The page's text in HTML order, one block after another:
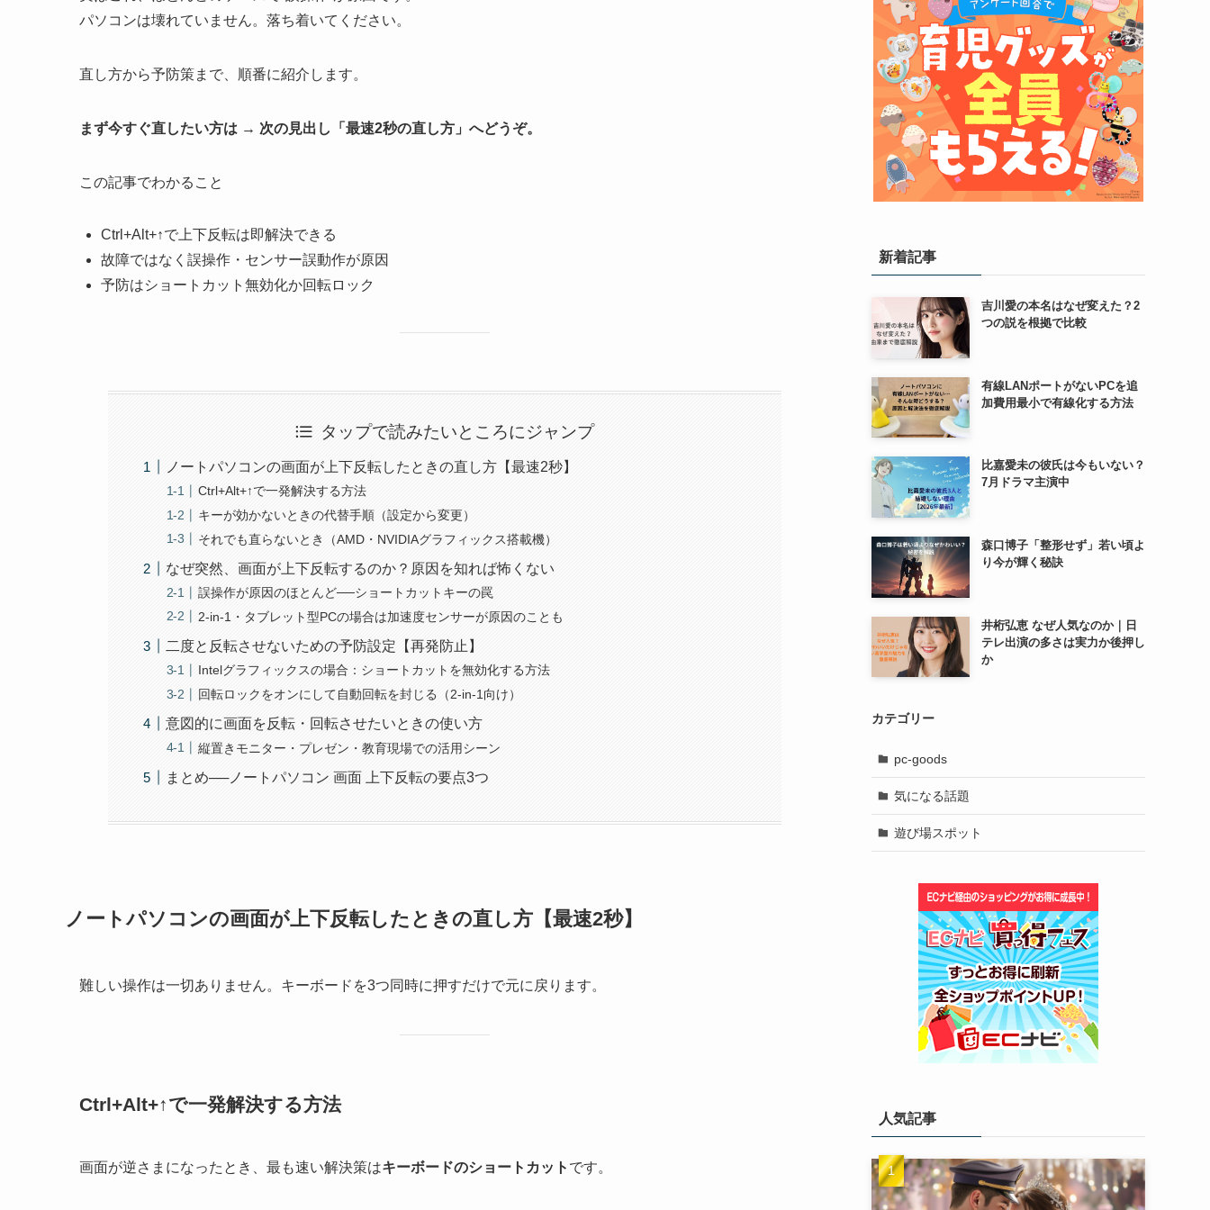
パソコンは壊れていません。落ち着いてください。
直し方から予防策まで、順番に紹介します。
まず今すぐ直したい方は → 次の見出し「最速2秒の直し方」へどうぞ。
この記事でわかること
Ctrl+Alt+↑で上下反転は即解決できる
故障ではなく誤操作・センサー誤動作が原因
予防はショートカット無効化か回転ロック
タップで読みたいところにジャンプ
ノートパソコンの画面が上下反転したときの直し方【最速2秒】
Ctrl+Alt+↑で一発解決する方法
キーが効かないときの代替手順（設定から変更）
それでも直らないとき（AMD・NVIDIAグラフィックス搭載機）
なぜ突然、画面が上下反転するのか？原因を知れば怖くない
誤操作が原因のほとんど──ショートカットキーの罠
2-in-1・タブレット型PCの場合は加速度センサーが原因のことも
二度と反転させないための予防設定【再発防止】
Intelグラフィックスの場合：ショートカットを無効化する方法
回転ロックをオンにして自動回転を封じる（2-in-1向け）
意図的に画面を反転・回転させたいときの使い方
縦置きモニター・プレゼン・教育現場での活用シーン
まとめ──ノートパソコン 画面 上下反転の要点3つ
ノートパソコンの画面が上下反転したときの直し方【最速2秒】
難しい操作は一切ありません。キーボードを3つ同時に押すだけで元に戻ります。
Ctrl+Alt+↑で一発解決する方法
画面が逆さまになったとき、最も速い解決策はキーボードのショートカット です。
新着記事
吉川愛の本名はなぜ変えた？2
つの説を根拠で比較
有線LANポートがないPCを追
加費用最小で有線化する方法
比嘉愛未の彼氏は今もいない？
7月ドラマ主演中
森口博子「整形せず」若い頃よ
り今が輝く秘訣
井桁弘恵 なぜ人気なのか｜日
テレ出演の多さは実力か後押し
か
カテゴリー
pc-goods
気になる話題
遊び場スポット
人気記事